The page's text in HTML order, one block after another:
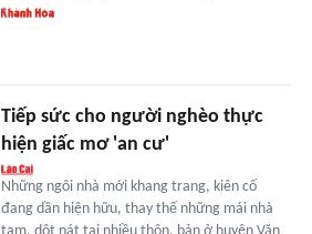
Tiếp sức cho người nghèo thực
hiện giấc mơ 'an cư'
Những ngôi nhà mới khang trang, kiên cố
đang dần hiện hữu, thay thế những mái nhà